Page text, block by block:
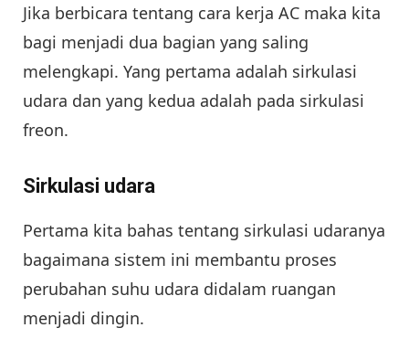
Jika berbicara tentang cara kerja AC maka kita
bagi menjadi dua bagian yang saling
melengkapi. Yang pertama adalah sirkulasi
udara dan yang kedua adalah pada sirkulasi
freon.
Sirkulasi udara
Pertama kita bahas tentang sirkulasi udaranya
bagaimana sistem ini membantu proses
perubahan suhu udara didalam ruangan
menjadi dingin.